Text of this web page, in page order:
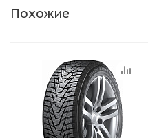
Похожие